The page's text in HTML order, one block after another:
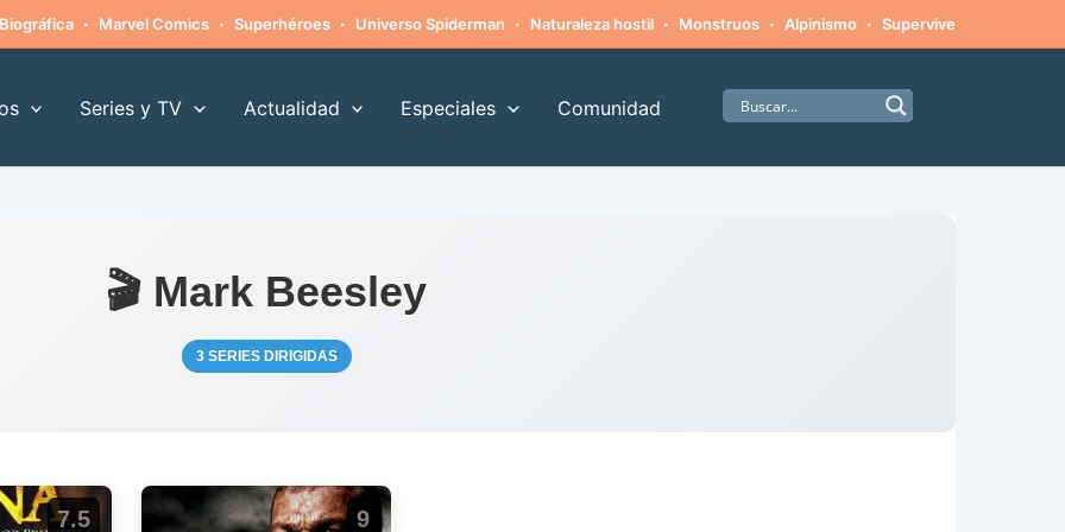
Biográfica · Marvel Comics · Superhéroes · Universo Spiderman · Naturaleza hostil · Monstruos · Alpinismo · Supervivencia
Series y TV Actualidad Especiales Comunidad
🎬 Mark Beesley
3 SERIES DIRIGIDAS
7.5 9